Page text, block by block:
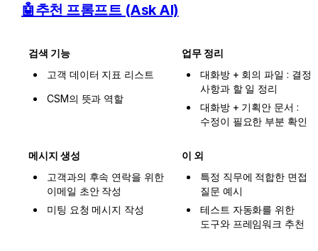
🤖추천 프롬프트 (Ask AI)
검색 기능
고객 데이터 지표 리스트
CSM의 뜻과 역할
업무 정리
대화방 + 회의 파일 : 결정
사항과 할 일 정리
대화방 + 기획안 문서 :
수정이 필요한 부분 확인
메시지 생성
고객과의 후속 연락을 위한
이메일 초안 작성
미팅 요청 메시지 작성
이 외
특정 직무에 적합한 면접
질문 예시
테스트 자동화를 위한
도구와 프레임워크 추천